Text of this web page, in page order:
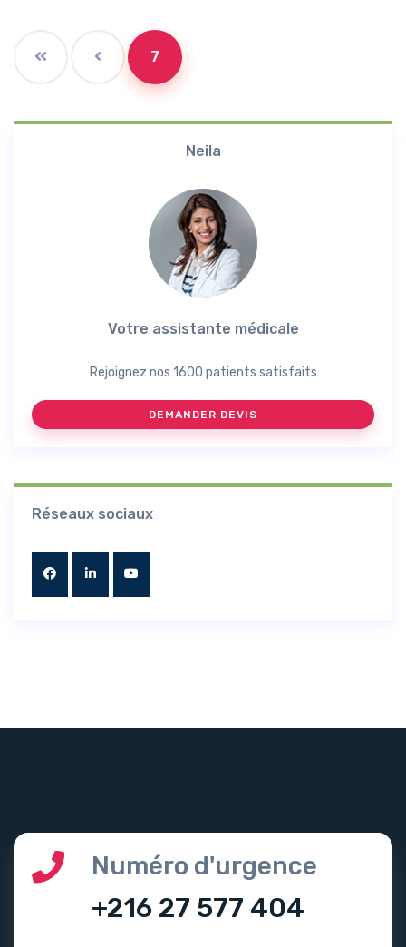
7
Neila
Votre assistante médicale
Rejoignez nos 1600 patients satisfaits
DEMANDER DEVIS
Réseaux sociaux
Numéro d'urgence
+216 27 577 404